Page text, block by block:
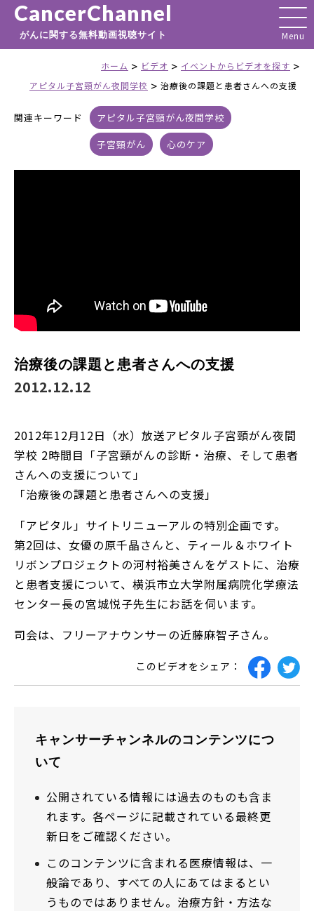
CancerChannel
がんに関する無料動画視聴サイト
ホーム > ビデオ > イベントからビデオを探す >
アピタル子宮頸がん夜間学校 > 治療後の課題と患者さんへの支援
関連キーワード
アピタル子宮頸がん夜間学校
子宮頸がん
心のケア
治療後の課題と患者さんへの支援
2012.12.12
2012年12月12日（水）放送アピタル子宮頸がん夜間
学校 2時間目「子宮頸がんの診断・治療、そして患者
さんへの支援について」
「治療後の課題と患者さんへの支援」
「アピタル」サイトリニューアルの特別企画です。
第2回は、女優の原千晶さんと、ティール＆ホワイト
リボンプロジェクトの河村裕美さんをゲストに、治療
と患者支援について、横浜市立大学附属病院化学療法
センター長の宮城悦子先生にお話を伺­います。
司会は、フリーアナウンサーの近藤麻智子さん。
このビデオをシェア：
キャンサーチャンネルのコンテンツにつ
いて
公開されている情報には過去のものも含ま
れます。各ページに記載されている最終更
新日をご確認ください。
このコンテンツに含まれる医療情報は、一
般論であり、すべての人にあてはまるとい
うものではありません。治療方針・方法な